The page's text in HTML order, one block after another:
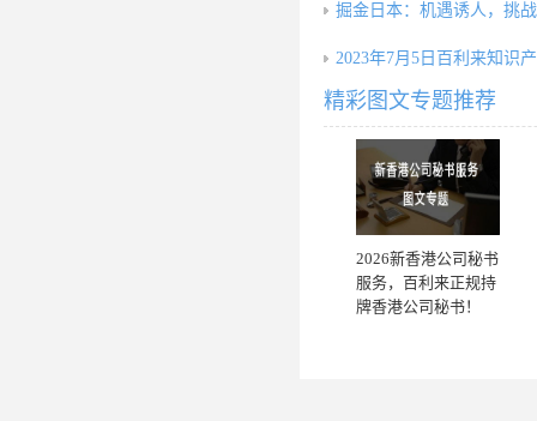
掘金日本：机遇诱人，挑
2023年7月5日百利来知识
精彩图文专题推荐
2026新香港公司秘书
服务，百利来正规持
牌香港公司秘书！